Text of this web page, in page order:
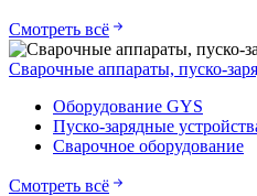
Смотреть всё
Сварочные аппараты, пуско-
Оборудование GYS
Пуско-зарядные
Сварочное оборудование
Смотреть всё